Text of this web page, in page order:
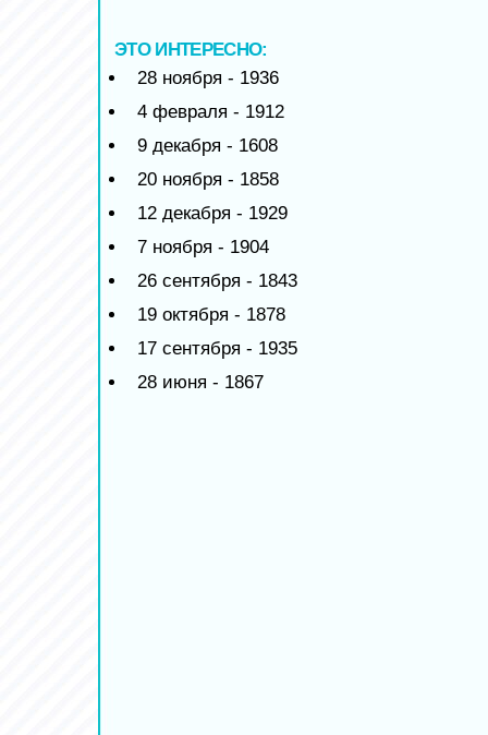
ЭТО ИНТЕРЕСНО:
28 ноября - 1936
4 февраля - 1912
9 декабря - 1608
20 ноября - 1858
12 декабря - 1929
7 ноября - 1904
26 сентября - 1843
19 октября - 1878
17 сентября - 1935
28 июня - 1867